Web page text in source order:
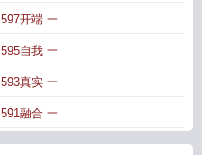
597开端 一
595自我 一
593真实 一
591融合 一